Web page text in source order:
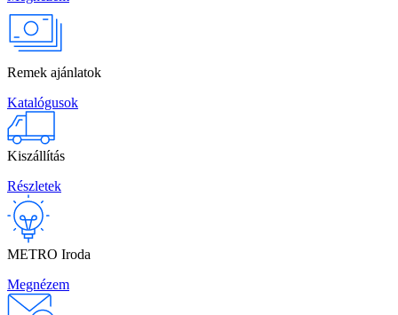
Remek ajánlatok
Katalógusok
Kiszállítás
Részletek
METRO Iroda
Megnézem